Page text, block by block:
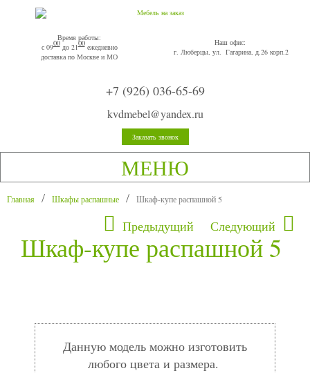
Время работы:
с 0900до 2100ежедневно
доставка по Москве и МО
Наш офис:
г. Люберцы, ул. Гагарина, д.26 корп.2
+7 (926) 036-65-69
kvdmebel@yandex.ru
Заказать звонок
МЕНЮ
Главная Шкафы распашные Шкаф-купе распашной 5
Предыдущий Следующий
Шкаф-купе распашной 5
Данную модель можно изготовить
любого цвета и размера.